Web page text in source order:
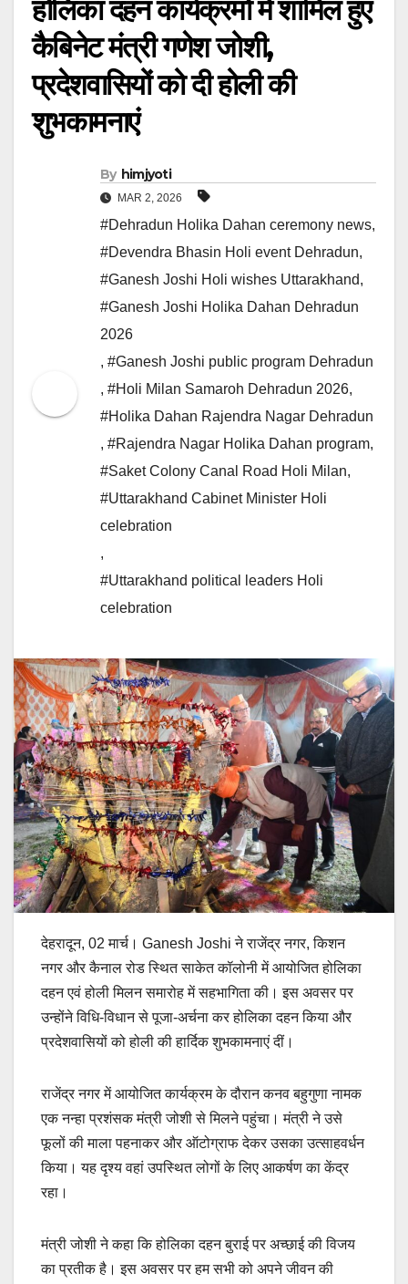
होलिका दहन कार्यक्रमों में शामिल हुए
कैबिनेट मंत्री गणेश जोशी,
प्रदेशवासियों को दी होली की
शुभकामनाएं
By himjyoti
MAR 2, 2026
#Dehradun Holika Dahan ceremony news,
#Devendra Bhasin Holi event Dehradun,
#Ganesh Joshi Holi wishes Uttarakhand,
#Ganesh Joshi Holika Dahan Dehradun
2026
, #Ganesh Joshi public program Dehradun
, #Holi Milan Samaroh Dehradun 2026,
#Holika Dahan Rajendra Nagar Dehradun
, #Rajendra Nagar Holika Dahan program,
#Saket Colony Canal Road Holi Milan,
#Uttarakhand Cabinet Minister Holi
celebration
,
#Uttarakhand political leaders Holi
celebration
देहरादून, 02 मार्च। Ganesh Joshi ने राजेंद्र नगर, किशन
नगर और कैनाल रोड स्थित साकेत कॉलोनी में आयोजित होलिका
दहन एवं होली मिलन समारोह में सहभागिता की। इस अवसर पर
उन्होंने विधि-विधान से पूजा-अर्चना कर होलिका दहन किया और
प्रदेशवासियों को होली की हार्दिक शुभकामनाएं दीं।
राजेंद्र नगर में आयोजित कार्यक्रम के दौरान कनव बहुगुणा नामक
एक नन्हा प्रशंसक मंत्री जोशी से मिलने पहुंचा। मंत्री ने उसे
फूलों की माला पहनाकर और ऑटोग्राफ देकर उसका उत्साहवर्धन
किया। यह दृश्य वहां उपस्थित लोगों के लिए आकर्षण का केंद्र
रहा।
मंत्री जोशी ने कहा कि होलिका दहन बुराई पर अच्छाई की विजय
का प्रतीक है। इस अवसर पर हम सभी को अपने जीवन की